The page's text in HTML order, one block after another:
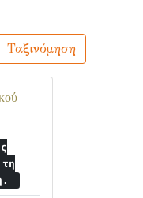
Ταξινόμηση